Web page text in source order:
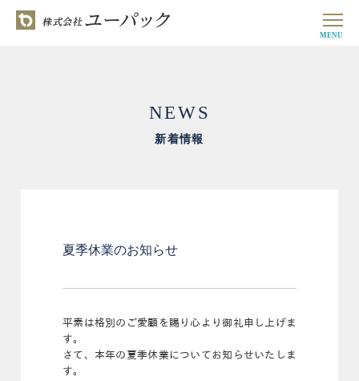
MENU
NEWS
新着情報
夏季休業のお知らせ
平素は格別のご愛顧を賜り心より御礼申し上げま
す。
さて、本年の夏季休業についてお知らせいたしま
す。